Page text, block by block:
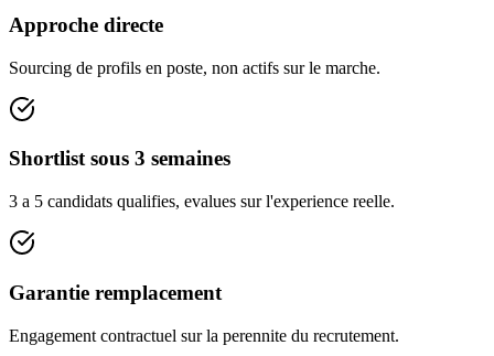
Approche directe
Sourcing de profils en poste, non actifs sur le marche.
Shortlist sous 3 semaines
3 a 5 candidats qualifies, evalues sur l'experience reelle.
Garantie remplacement
Engagement contractuel sur la perennite du recrutement.